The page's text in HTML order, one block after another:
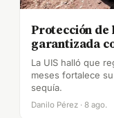
Protección
garantizada
La UIS halló que
meses fortalece
sequía.
Danilo Pérez · 8 ago.